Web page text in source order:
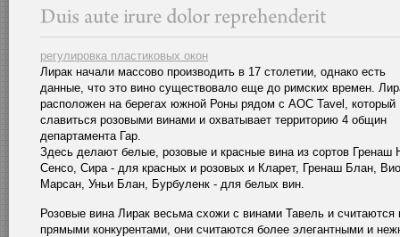
регулировка пластиковых окон
Лирак начали массово производить в 17 столетии, однако есть
данные, что это вино существовало еще до римских времен.
расположен на берегах южной Роны рядом с АОС Tavel, который
славиться розовыми винами и охватывает территорию 4 общин
департамента Гар.
Здесь делают белые, розовые и красные вина из сортов Гренаш
Сенсо, Сира - для красных и розовых и Кларет, Гренаш Блан,
Марсан, Уньи Блан, Бурбуленк - для белых вин.
Розовые вина Лирак весьма схожи с винами Тавель и считаются
прямыми конкурентами, они считаются более элегантными и